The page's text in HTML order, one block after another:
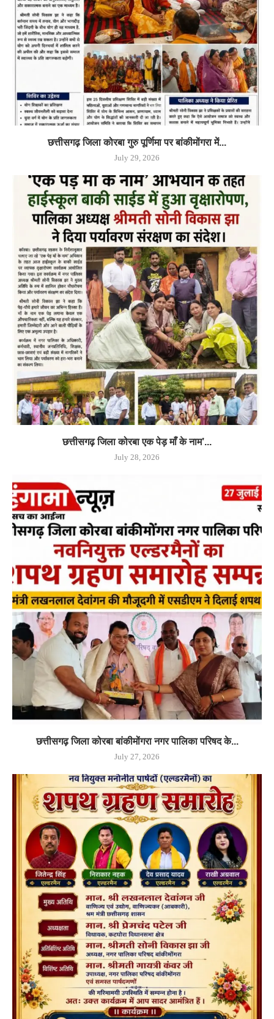
छत्तीसगढ़ जिला कोरबा गुरु पूर्णिमा पर बांकीमोंगरा में...
July 29, 2026
छत्तीसगढ़ जिला कोरबा एक पेड़ माँ के नाम’...
July 28, 2026
छत्तीसगढ़ जिला कोरबा बांकीमोंगरा नगर पालिका परिषद के...
July 27, 2026